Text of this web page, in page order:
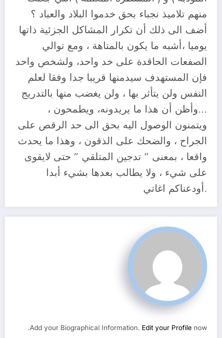
منهم تلاميذ نجباء بحق خدموا البلاد والعباد ؟
أضف الى ذلك أن تكرار المشاكل الجزئية ذاتها
يوميا ،أشبه ما يكون بالمتاهة ، ومع توالي
الصفعات الحاقدة على خد واحد، ولشخص واحد
فإن المستهدف سيدمنها قريبا جدا وفقا لعلم
النفس ولن يتأثر بها ، ولن يغضب منها بالتدريج
…وأظن أن هذا ما يريدونه، ويطمحون ،
ويتمنون الوصول اليه بحق الى حد الرقص على
الجراح ، والضحك على الذقون ، وهذا ما يحدث
واقعا ، بمعنى ” تدجين المتلقي ” حتى لايقوى
على شيء ، ولا يطالب بعدها بشيء أبدا
.أودعناكم اغاتي
Add your Biographical Information. Edit your Profile now.